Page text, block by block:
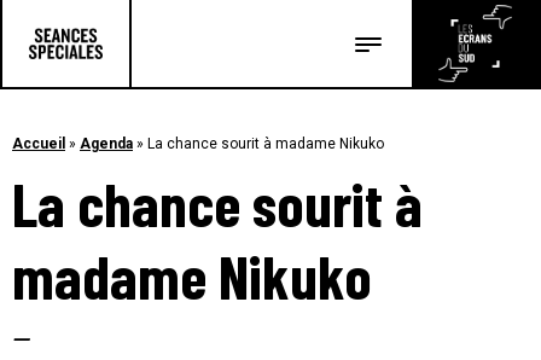
Les articles
Accueil » Agenda » La chance sourit à madame Nikuko
La chance sourit à
madame Nikuko
–